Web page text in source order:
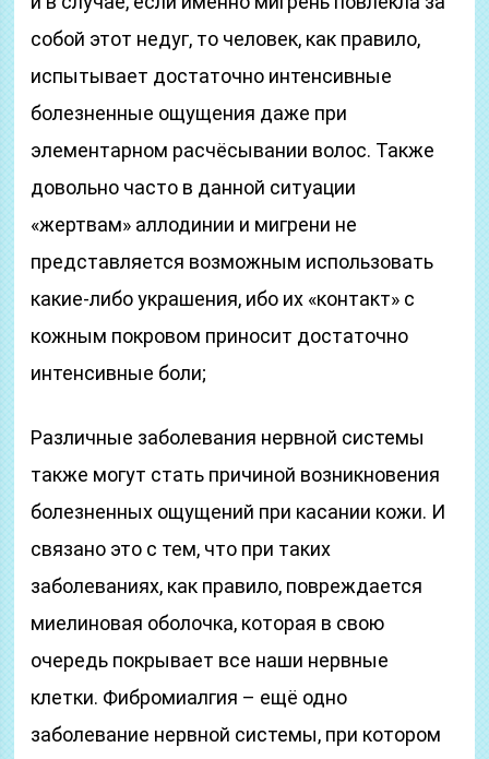
собой этот недуг, то человек, как правило,
испытывает достаточно интенсивные
болезненные ощущения даже при
элементарном расчёсывании волос. Также
довольно часто в данной ситуации
«жертвам» аллодинии и мигрени не
представляется возможным использовать
какие-либо украшения, ибо их «контакт» с
кожным покровом приносит достаточно
интенсивные боли;
Различные заболевания нервной системы
также могут стать причиной возникновения
болезненных ощущений при касании кожи. И
связано это с тем, что при таких
заболеваниях, как правило, повреждается
миелиновая оболочка, которая в свою
очередь покрывает все наши нервные
клетки. Фибромиалгия – ещё одно
заболевание нервной системы, при котором